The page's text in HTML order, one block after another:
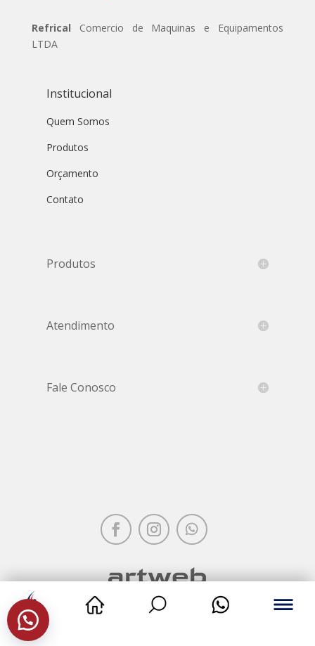
Refrical Comercio de Maquinas e Equipamentos
LTDA
Institucional
Quem Somos
Produtos
Orçamento
Contato
Produtos
Atendimento
Fale Conosco